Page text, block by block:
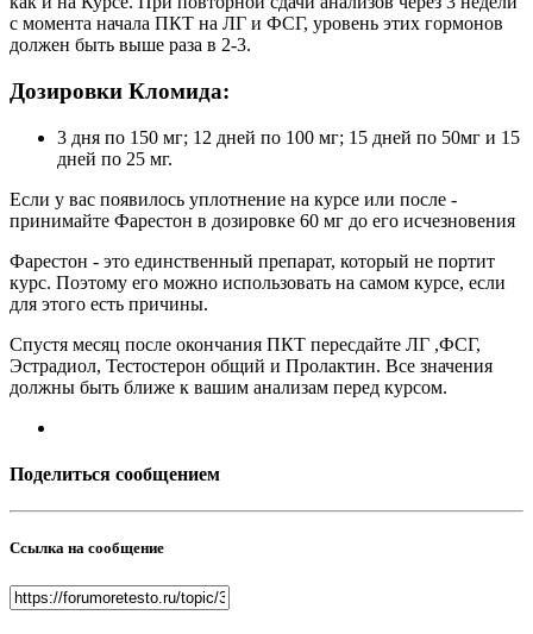
с момента начала ПКТ на ЛГ и ФСГ, уровень этих гормонов
должен быть выше раза в 2-3.
Дозировки Кломида:
3 дня по 150 мг; 12 дней по 100 мг; 15 дней по 50мг и 15
дней по 25 мг.
Если у вас появилось уплотнение на курсе или после -
принимайте Фарестон в дозировке 60 мг до его исчезновения
Фарестон - это единственный препарат, который не портит
курс. Поэтому его можно использовать на самом курсе, если
для этого есть причины.
Спустя месяц после окончания ПКТ пересдайте ЛГ ,ФСГ,
Эстрадиол, Тестостерон общий и Пролактин. Все значения
должны быть ближе к вашим анализам перед курсом.
Поделиться сообщением
Ссылка на сообщение